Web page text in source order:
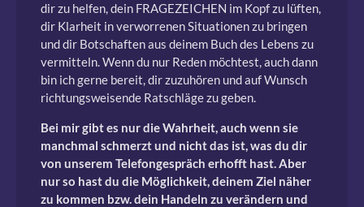
dir zu helfen, dein FRAGEZEICHEN im Kopf zu lüften,
dir Klarheit in verworrenen Situationen zu bringen
und dir Botschaften aus deinem Buch des Lebens zu
vermitteln. Wenn du nur Reden möchtest, auch dann
bin ich gerne bereit, dir zuzuhören und auf Wunsch
richtungsweisende Ratschläge zu geben.
Bei mir gibt es nur die Wahrheit, auch wenn sie
manchmal schmerzt und nicht das ist, was du dir
von unserem Telefongespräch erhofft hast. Aber
nur so hast du die Möglichkeit, deinem Ziel näher
zu kommen bzw. dein Handeln zu verändern und